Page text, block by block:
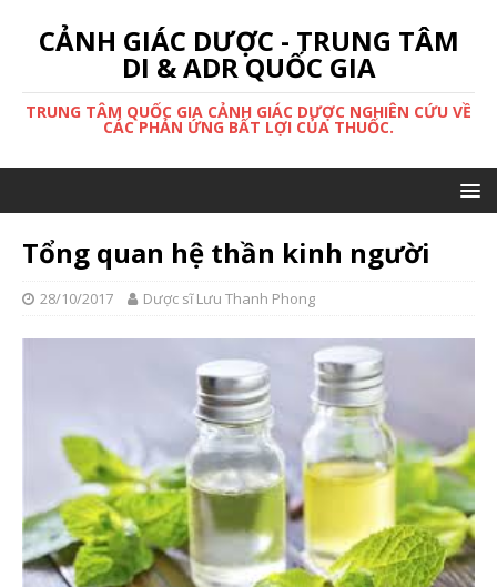
CẢNH GIÁC DƯỢC - TRUNG TÂM
DI & ADR QUỐC GIA
TRUNG TÂM QUỐC GIA CẢNH GIÁC DƯỢC NGHIÊN CỨU VỀ
CÁC PHẢN ỨNG BẤT LỢI CỦA THUỐC.
Tổng quan hệ thần kinh người
28/10/2017 Dược sĩ Lưu Thanh Phong